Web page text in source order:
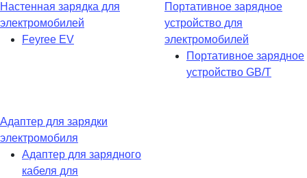
Настенная зарядка для
электромобилей
Feyree EV
Портативное зарядное
устройство для
электромобилей
Портативное зарядное
устройство GB/T
Адаптер для зарядки
электромобиля
Адаптер для зарядного
кабеля для